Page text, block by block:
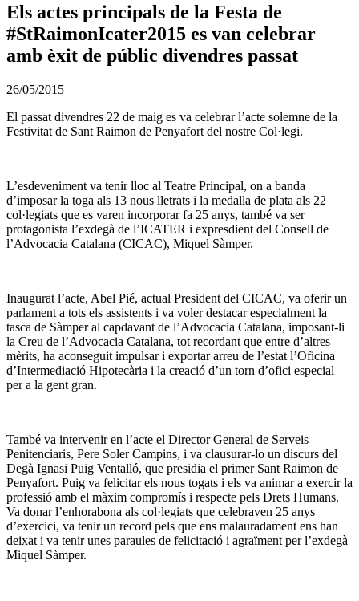
Els actes principals de la Festa de
#StRaimonIcater2015 es van celebrar
amb èxit de públic divendres passat
26/05/2015
El passat divendres 22 de maig es va celebrar l’acte solemne de la
Festivitat de Sant Raimon de Penyafort del nostre Col·legi.
L’esdeveniment va tenir lloc al Teatre Principal, on a banda
d’imposar la toga als 13 nous lletrats i la medalla de plata als 22
col·legiats que es varen incorporar fa 25 anys, també va ser
protagonista l’exdegà de l’ICATER i expresdient del Consell de
l’Advocacia Catalana (CICAC), Miquel Sàmper.
Inaugurat l’acte, Abel Pié, actual President del CICAC, va oferir un
parlament a tots els assistents i va voler destacar especialment la
tasca de Sàmper al capdavant de l’Advocacia Catalana, imposant-li
la Creu de l’Advocacia Catalana, tot recordant que entre d’altres
mèrits, ha aconseguit impulsar i exportar arreu de l’estat l’Oficina
d’Intermediació Hipotecària i la creació d’un torn d’ofici especial
per a la gent gran.
També va intervenir en l’acte el Director General de Serveis
Penitenciaris, Pere Soler Campins, i va clausurar-lo un discurs del
Degà Ignasi Puig Ventalló, que presidia el primer Sant Raimon de
Penyafort. Puig va felicitar els nous togats i els va animar a exercir la
professió amb el màxim compromís i respecte pels Drets Humans.
Va donar l’enhorabona als col·legiats que celebraven 25 anys
d’exercici, va tenir un record pels que ens malauradament ens han
deixat i va tenir unes paraules de felicitació i agraïment per l’exdegà
Miquel Sàmper.